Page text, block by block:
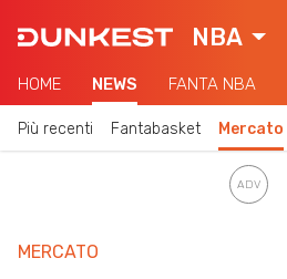
NBA
HOME NEWS FANTA NBA
Più recenti Fantabasket Mercato
MERCATO